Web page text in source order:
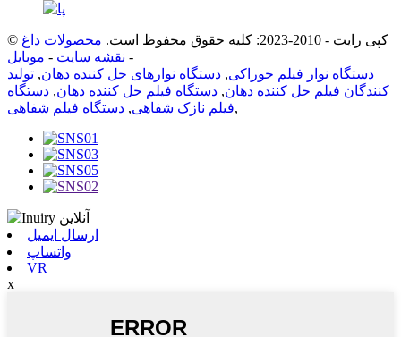
© کپی رایت - 2010-2023: کلیه حقوق محفوظ است.
محصولات داغ
- نقشه سایت - موبایل
دستگاه نوار فیلم خوراکی, دستگاه نوارهای حل کننده دهان, تولید
کنندگان فیلم حل کننده دهان, دستگاه فیلم حل کننده دهان, دستگاه
فیلم نازک شفاهی, دستگاه فیلم شفاهی ,
ارسال ایمیل
واتساپ
VR
x